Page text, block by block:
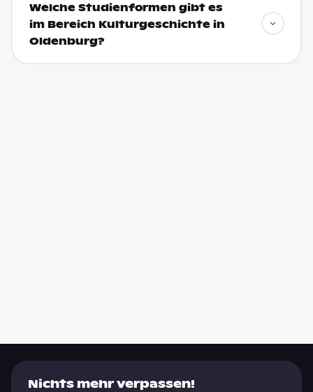
Welche Studienformen gibt es
im Bereich Kulturgeschichte in
Oldenburg?
Nichts mehr verpassen!